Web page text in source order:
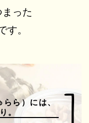
った
す。
ら）には、
。